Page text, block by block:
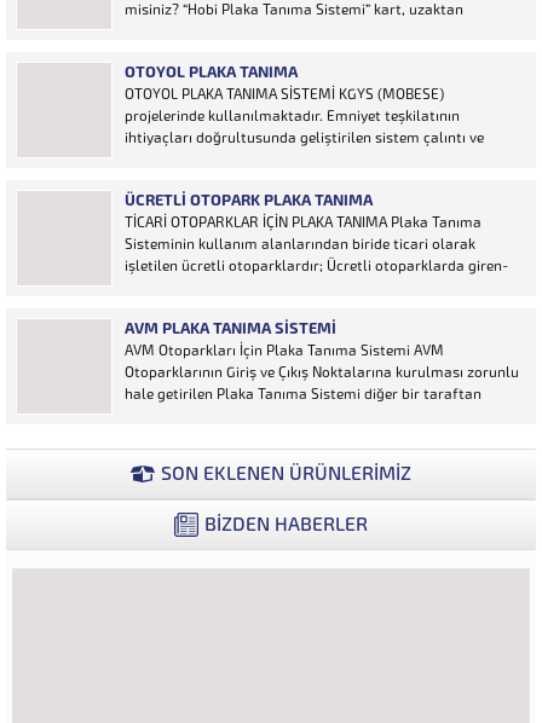
misiniz? “Hobi Plaka Tanıma Sistemi” kart, uzaktan
için yeterlidir… Plaka tanıma sistemi otoparklarda
sisteme...
OTOYOL PLAKA TANIMA
OTOYOL PLAKA TANIMA SİSTEMİ KGYS (MOBESE)
projelerinde kullanılmaktadır. Emniyet teşkilatının
ihtiyaçları doğrultusunda geliştirilen sistem çalıntı ve
araçların Plakalarının tanımlanmasına yönelik geliştirilen
bir yazılımdır. Sistem karayolları şeritlerine yerleştirilen
kameralar sayesinde alınan...
ÜCRETLI OTOPARK PLAKA TANIMA
TİCARİ OTOPARKLAR İÇİN PLAKA TANIMA Plaka Tanıma
Sisteminin kullanım alanlarından biride ticari olarak
işletilen ücretli otoparklardır; Ücretli otoparklarda giren-
Ücretin otopark girişinde araç tipine göre peşin alınması
ya...
AVM PLAKA TANIMA SISTEMI
AVM Otoparkları İçin Plaka Tanıma Sistemi AVM
Otoparklarının Giriş ve Çıkış Noktalarına kurulması zorunlu
hale getirilen Plaka Tanıma Sistemi diğer bir taraftan
verilerle müşteri yoğunluk analizlerini çok ayrıntılı...
SON EKLENEN ÜRÜNLERİMİZ
BİZDEN HABERLER